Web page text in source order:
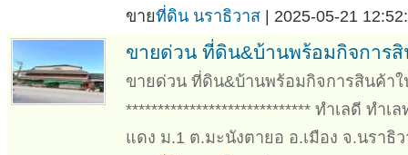
ขายที่ดิน นราธิวาส | 2025-05-21
ขายด่วน ที่ดิน&บ้านพร้อมกิจการ
ขายด่วน ที่ดิน&บ้านพร้อมกิจการสินค้า
***************************** ทำเลดี ทำ
แดง ม.1 ต.มะนังตายอ อ.เมือง จ.นราธิ